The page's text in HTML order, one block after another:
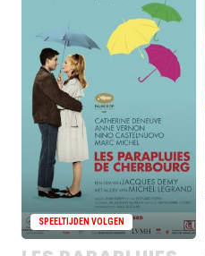
voor
Les
parapluies
de
Cherbourg
uitverkocht
SPEELTIJDEN VOLGEN